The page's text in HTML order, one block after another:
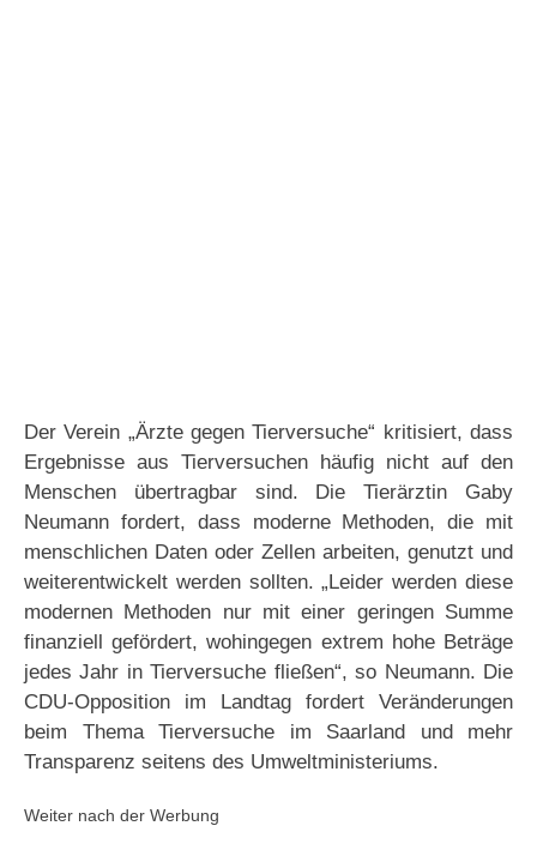
Der Verein „Ärzte gegen Tierversuche“ kritisiert, dass
Ergebnisse aus Tierversuchen häufig nicht auf den
Menschen übertragbar sind. Die Tierärztin Gaby
Neumann fordert, dass moderne Methoden, die mit
menschlichen Daten oder Zellen arbeiten, genutzt und
weiterentwickelt werden sollten. „Leider werden diese
modernen Methoden nur mit einer geringen Summe
finanziell gefördert, wohingegen extrem hohe Beträge
jedes Jahr in Tierversuche fließen“, so Neumann. Die
CDU-Opposition im Landtag fordert Veränderungen
beim Thema Tierversuche im Saarland und mehr
Transparenz seitens des Umweltministeriums.
Weiter nach der Werbung